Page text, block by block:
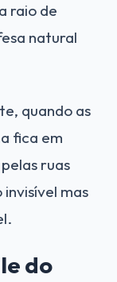
raio de
natural
quando as
fica em
ruas
mas
do